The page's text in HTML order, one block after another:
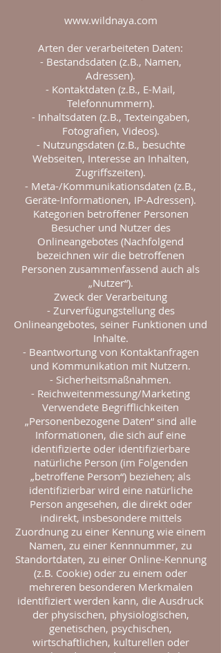
www.wildnaya.com
Arten der verarbeiteten Daten:
- Bestandsdaten (z.B., Namen,
Adressen).
- Kontaktdaten (z.B., E-Mail,
Telefonnummern).
- Inhaltsdaten (z.B., Texteingaben,
Fotografien, Videos).
- Nutzungsdaten (z.B., besuchte
Webseiten, Interesse an Inhalten,
Zugriffszeiten).
- Meta-/Kommunikationsdaten (z.B.,
Geräte-Informationen, IP-Adressen).
Kategorien betroffener Personen
Besucher und Nutzer des
Onlineangebotes (Nachfolgend
bezeichnen wir die betroffenen
Personen zusammenfassend auch als
„Nutzer“).
Zweck der Verarbeitung
- Zurverfügungstellung des
Onlineangebotes, seiner Funktionen und
Inhalte.
- Beantwortung von Kontaktanfragen
und Kommunikation mit Nutzern.
- Sicherheitsmaßnahmen.
- Reichweitenmessung/Marketing
Verwendete Begrifflichkeiten
„Personenbezogene Daten“ sind alle
Informationen, die sich auf eine
identifizierte oder identifizierbare
natürliche Person (im Folgenden
„betroffene Person“) beziehen; als
identifizierbar wird eine natürliche
Person angesehen, die direkt oder
indirekt, insbesondere mittels
Zuordnung zu einer Kennung wie einem
Namen, zu einer Kennnummer, zu
Standortdaten, zu einer Online-Kennung
(z.B. Cookie) oder zu einem oder
mehreren besonderen Merkmalen
identifiziert werden kann, die Ausdruck
der physischen, physiologischen,
genetischen, psychischen,
wirtschaftlichen, kulturellen oder